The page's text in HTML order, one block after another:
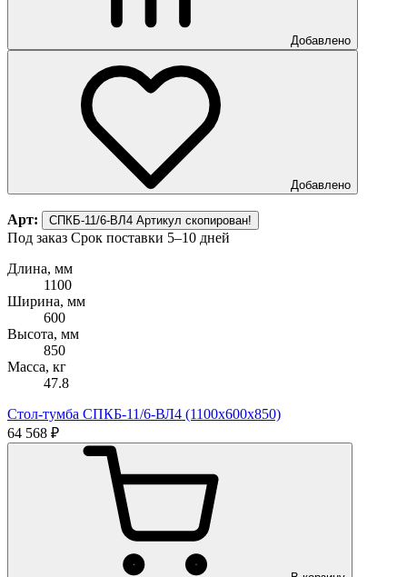
Добавлено
Добавлено
Арт: СПКБ-11/6-ВЛ4 Артикул скопирован!
Под заказ Срок поставки 5–10 дней
Длина, мм
1100
Ширина, мм
600
Высота, мм
850
Масса, кг
47.8
Стол-тумба СПКБ-11/6-ВЛ4 (1100х600х850)
64 568 ₽